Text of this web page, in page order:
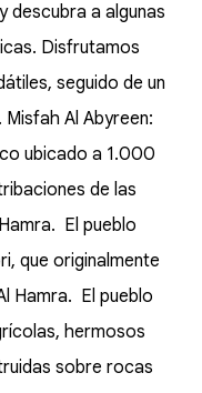
descubra a algunas
Disfrutamos
seguido de un
Al Abyreen:
ubicado a 1.000
de las
El pueblo
que originalmente
Hamra. El pueblo
hermosos
sobre rocas